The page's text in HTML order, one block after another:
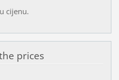
cijenu.
prices